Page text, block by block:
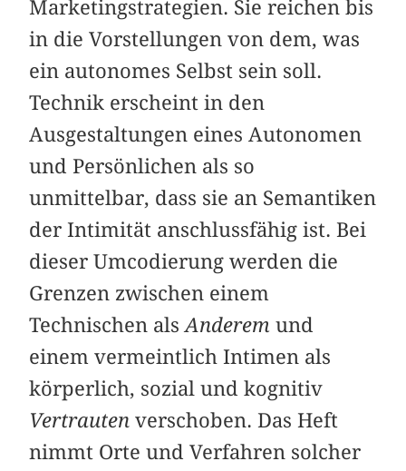
Marketingstrategien. Sie reichen bis
in die Vorstellungen von dem, was
ein autonomes Selbst sein soll.
Technik erscheint in den
Ausgestaltungen eines Autonomen
und Persönlichen als so
unmittelbar, dass sie an Semantiken
der Intimität anschlussfähig ist. Bei
dieser Umcodierung werden die
Grenzen zwischen einem
Technischen alsAnderem und
einem vermeintlich Intimen als
körperlich, sozial und kognitiv
Vertrauten verschoben. Das Heft
nimmt Orte und Verfahren solcher